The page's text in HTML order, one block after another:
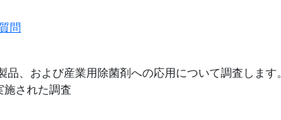
問
、および産業用除菌剤への応用について調査します。
された調査